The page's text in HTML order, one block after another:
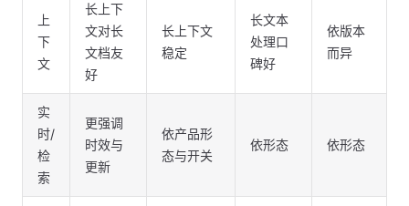
上
下
文
长上下
文对长
文档友
好
长上下文
稳定
长文本
处理口
碑好
依版本
而异
实
时/
检
索
更强调
时效与
更新
依产品形
态与开关
依形态 依形态